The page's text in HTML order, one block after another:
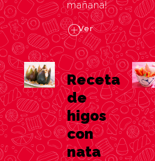
mañana!
Ver
Receta
de
higos
con
nata